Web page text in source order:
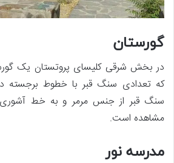
گورستان
در بخش شرقی کلیسای پروتستان یک
که تعدادی سنگ قبر با خطوط برجسته
سنگ قبر از جنس مرمر و به خط آشوری
مشاهده است.
مدرسه نور